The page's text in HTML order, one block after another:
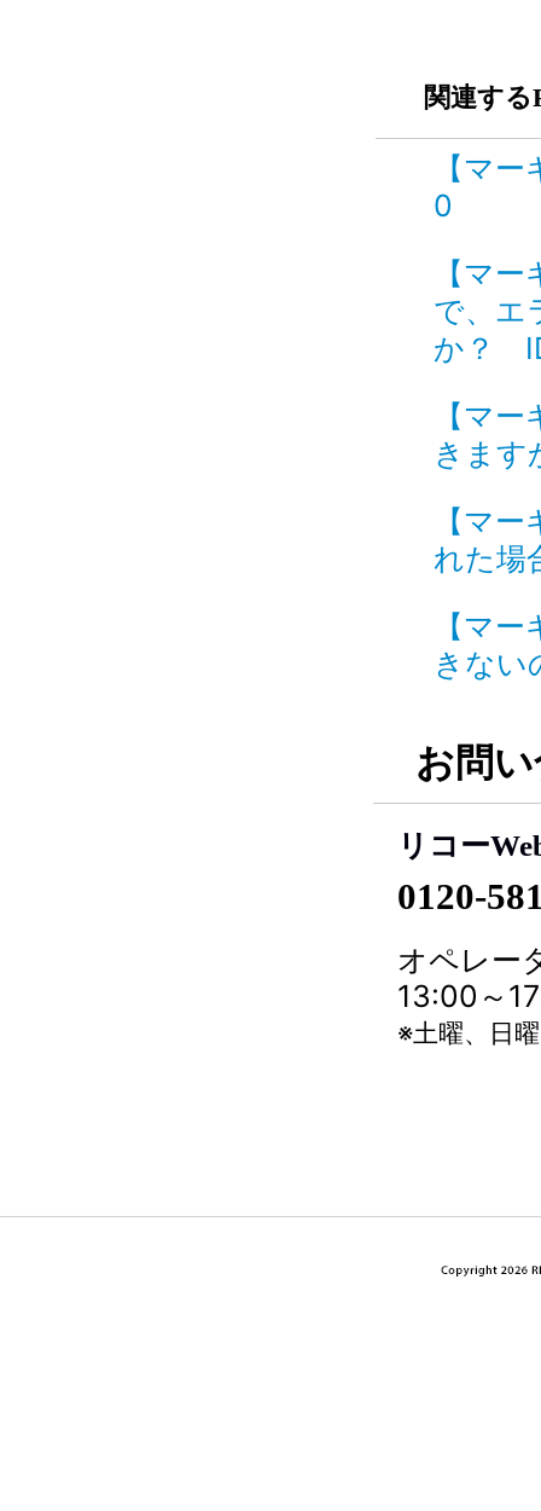
関連する
【マ
0
【マ
で、エ
か？
【マ
きま
【マ
れた場
【マ
きな
お問
リコー
0120-
オペレー
13:00～
※土曜、日